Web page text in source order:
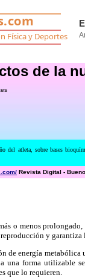
de la
atleta, sobre bases
Revista Digital -
menos
y
energía
una forma
que lo requieren.